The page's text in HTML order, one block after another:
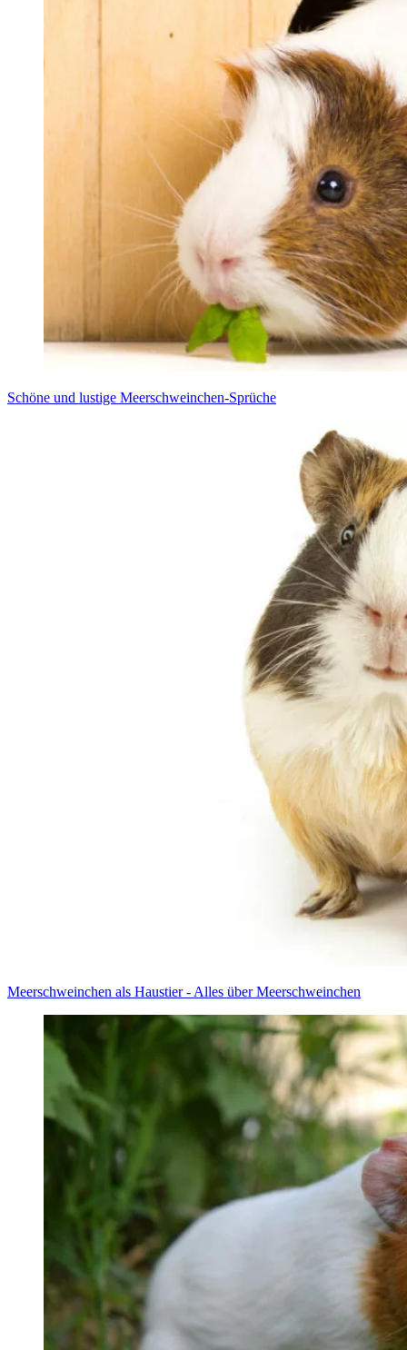
Schö­ne und lus­ti­ge Meer­schwein­chen-Sprü­che
Meer­schwein­chen als Haus­tier - Alles über Meer­schwein­chen